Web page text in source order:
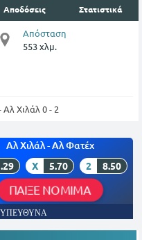
Αποδόσεις Στατιστικά
Απόσταση
553 χλμ.
Χιλάλ 0 - 2
Αλ Χιλάλ - Αλ Φατέχ
X 5.70 2 8.50
ΠΑΙΞΕ ΝΟΜΙΜΑ
ΥΠΕΥΘΥΝΑ